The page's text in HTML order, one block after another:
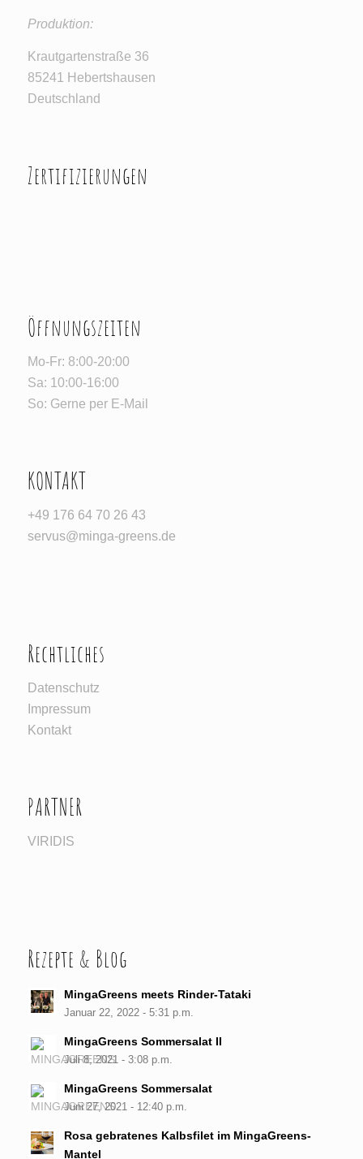
Produktion:
Krautgartenstraße 36
85241 Hebertshausen
Deutschland
Zertifizierungen
Öffnungszeiten
Mo-Fr: 8:00-20:00
Sa: 10:00-16:00
So: Gerne per E-Mail
KONTAKT
‪+49 176 64 70 26 43‬
servus@minga-greens.de
Rechtliches
Datenschutz
Impressum
Kontakt
PARTNER
VIRIDIS
Rezepte & Blog
MingaGreens meets Rinder-Tataki
Januar 22, 2022 - 5:31 p.m.
MingaGreens Sommersalat II
Juli 8, 2021 - 3:08 p.m.
MingaGreens Sommersalat
Juni 27, 2021 - 12:40 p.m.
Rosa gebratenes Kalbsfilet im MingaGreens-
Mantel